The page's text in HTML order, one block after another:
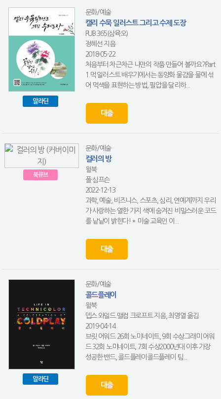
알라딘
문화/예술
캘리 수묵 일러스트 그리고 수제 도장
PUB.365(삼육오)
정혜선 지음
2018-05-22
처음부터 차근차근 나만의 작품 만들어 볼까요?Part
1.먹 일러스트 배우기에서는 동양화 물감을 물에 섞
어 먹색을 표현하는 방법, 필압을 달리하...
대출
북큐브
문화/예술
컬러의 방
윌북
폴 심프슨
2022-12-13
과학, 예술, 비즈니스, 스포츠, 심리, 연예계까지 우리
가 사랑하는 열한 가지 색에 숨겨진 비밀스러운 코드
를 낱낱이 밝힌다! * 미술 교육인 이...
대출
알라딘
문화/예술
콜드플레이
윌북
뎁스 와일드.맬컴 크로프트 지음, 최영열 옮김
2019-04-14
브릿 어워드 26회 노미네이트, 9회 수상그래미 어워
드 32회 노미네이트, 7회 수상2000년대 이후 가장
성공한 밴드, 콜드플레이콜드플레이 팀...
대출